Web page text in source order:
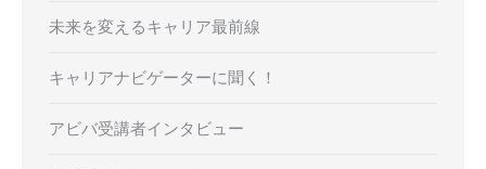
未来を変えるキャリア最前線
キャリアナビゲーターに聞く！
アビバ受講者インタビュー